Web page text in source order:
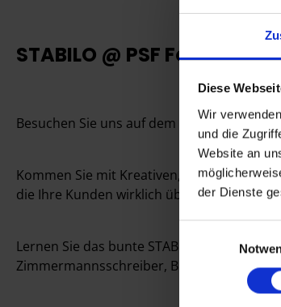
Diese
Wir
und die
Website an
der Dienste
STABILO @ PSF Forum
Besuchen Sie uns auf dem PSF Forum und
Kommen Sie mit Kreativen, Herstellern
die Ihre Kunden wirklich überraschen.
Lernen Sie das bunte STABILO
Zimmermannsschreiber, Buntstifte &